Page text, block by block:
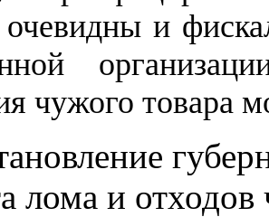
и
чужого товара
лома и